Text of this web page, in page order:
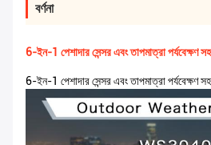
বর্ণনা
6-ইন-1 পেশাদার সেন্সর এবং তাপমাত্রা পর্যবেক্ষণ
6-ইন-1 পেশাদার সেন্সর এবং তাপমাত্রা পর্যবেক্ষণ